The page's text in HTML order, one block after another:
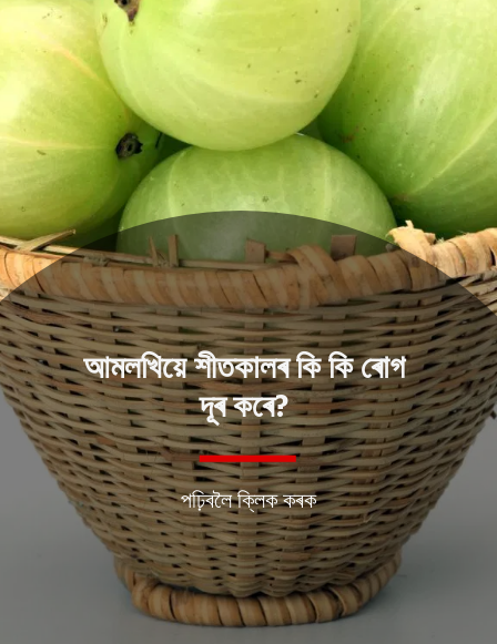
পঢ়িবলৈ ক্লিক কৰক
আমলখিয়ে শীতকালৰ কি কি ৰোগ
দূৰ কৰে?